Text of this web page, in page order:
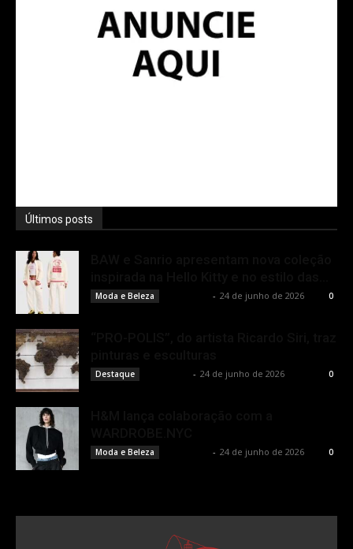
Últimos posts
Moda e Beleza - 24 de junho de 2026 0
Destaque - 24 de junho de 2026 0
Moda e Beleza - 24 de junho de 2026 0